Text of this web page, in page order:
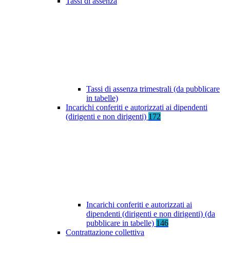
Tassi di assenza trimestrali (da pubblicare
in tabelle)
Incarichi conferiti e autorizzati ai dipendenti
(dirigenti e non dirigenti) 172
Incarichi conferiti e autorizzati ai
dipendenti (dirigenti e non dirigenti) (da
pubblicare in tabelle) 146
Contrattazione collettiva